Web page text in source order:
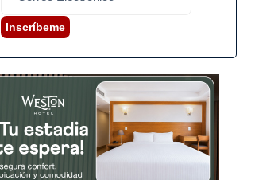
Inscríbeme